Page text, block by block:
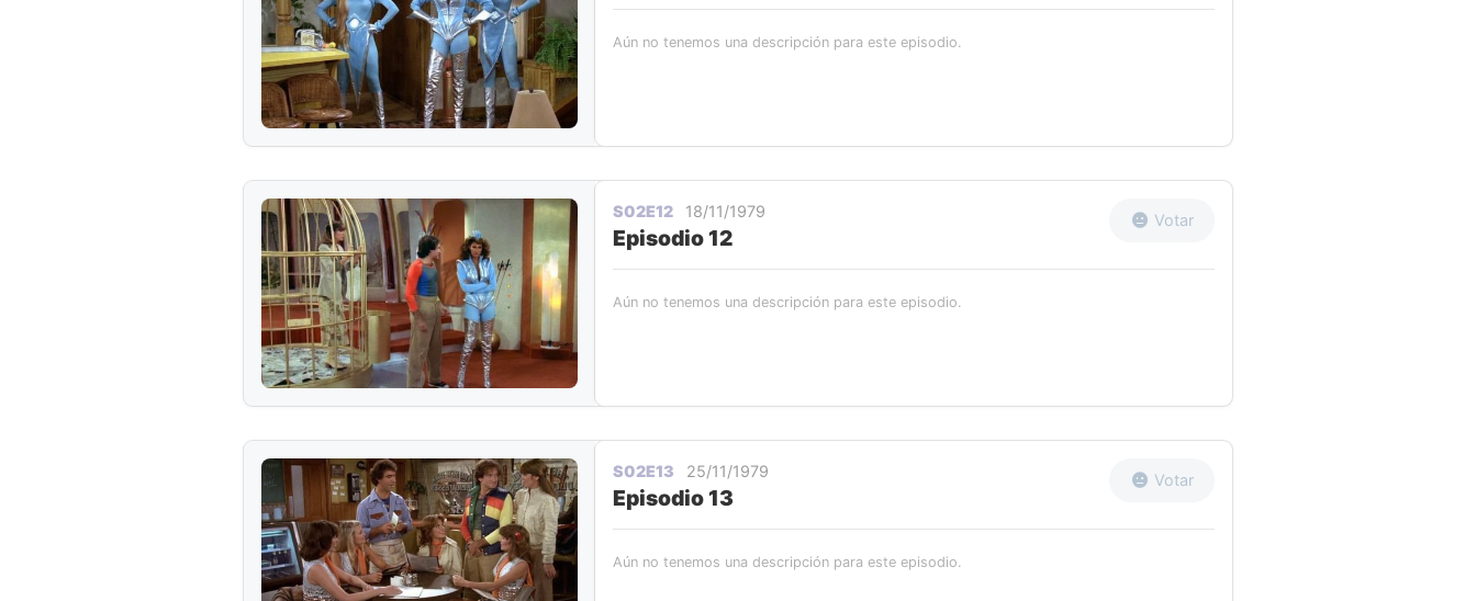
Aún no tenemos una descripción para este episodio.
S02E12 18/11/1979
Episodio 12
Votar
Aún no tenemos una descripción para este episodio.
S02E13 25/11/1979
Episodio 13
Votar
Aún no tenemos una descripción para este episodio.